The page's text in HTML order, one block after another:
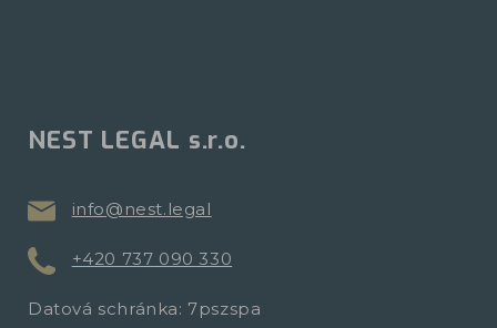
NEST LEGAL s.r.o.
info@nest.legal
+420 737 090 330
Datová schránka: 7pszspa